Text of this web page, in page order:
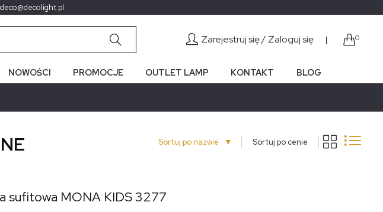
deco@decolight.pl
Zarejestruj się / Zaloguj się | 0
NOWOŚCI PROMOCJE OUTLET LAMP KONTAKT BLOG
Sortuj po nazwie ▼ Sortuj po cenie
sufitowa MONA KIDS 3277